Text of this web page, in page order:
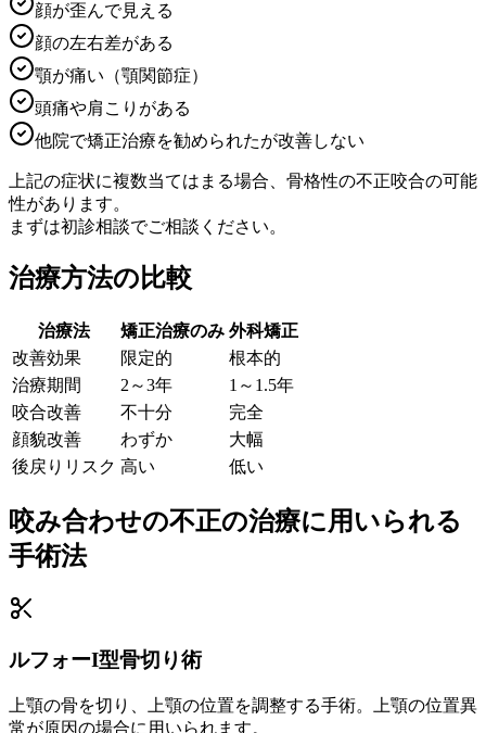
顔が歪んで見える
顔の左右差がある
顎が痛い（顎関節症）
頭痛や肩こりがある
他院で矯正治療を勧められたが改善しない
上記の症状に複数当てはまる場合、骨格性の不正咬合の可能
性があります。
まずは初診相談でご相談ください。
治療方法の比較
治療法 矯正治療のみ 外科矯正
改善効果
限定的
根本的
治療期間
2～3年
1～1.5年
咬合改善
不十分
完全
顔貌改善
わずか
大幅
後戻りリスク 高い 低い
咬み合わせの不正の治療に用いられる
手術法
ルフォーI型骨切り術
上顎の骨を切り、上顎の位置を調整する手術。上顎の位置異
常が原因の場合に用いられます。